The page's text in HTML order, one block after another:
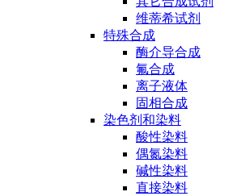
维蒂希试剂
特殊合成
酶介导合成
氟合成
离子液体
固相合成
染色剂和染料
酸性染料
偶氮染料
碱性染料
直接染料